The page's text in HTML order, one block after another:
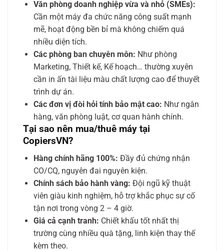
Văn phòng doanh nghiệp vừa và nhỏ (SMEs):
Cần một máy đa chức năng công suất mạnh
mẽ, hoạt động bền bỉ mà không chiếm quá
nhiều diện tích.
Các phòng ban chuyên môn: Như phòng
Marketing, Thiết kế, Kế hoạch… thường xuyên
cần in ấn tài liệu màu chất lượng cao để thuyết
trình dự án.
Các đơn vị đòi hỏi tính bảo mật cao: Như ngân
hàng, văn phòng luật, cơ quan hành chính.
Tại sao nên mua/thuê máy tại
CopiersVN?
Hàng chính hãng 100%: Đầy đủ chứng nhận
CO/CQ, nguyên đai nguyên kiện.
Chính sách bảo hành vàng: Đội ngũ kỹ thuật
viên giàu kinh nghiệm, hỗ trợ khắc phục sự cố
tận nơi trong vòng 2 – 4 giờ.
Giá cả cạnh tranh: Chiết khấu tốt nhất thị
trường cùng nhiều quà tặng, linh kiện thay thế
kèm theo.